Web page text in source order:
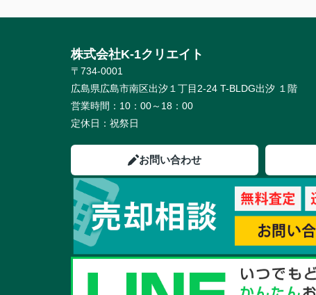
株式会社K-1クリエイト
〒734-0001
広島県広島市南区出汐１丁目2-24 T-BLDG出汐 １階
営業時間： 10：00～18：00
定休日： 祝祭日
お問い合わせ